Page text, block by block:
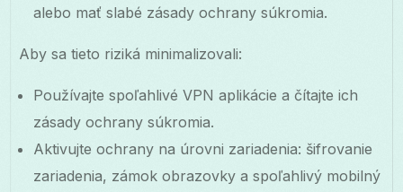
alebo mať slabé zásady ochrany súkromia.
Aby sa tieto riziká minimalizovali:
Používajte spoľahlivé VPN aplikácie a čítajte ich
zásady ochrany súkromia.
Aktivujte ochrany na úrovni zariadenia: šifrovanie
zariadenia, zámok obrazovky a spoľahlivý mobilný